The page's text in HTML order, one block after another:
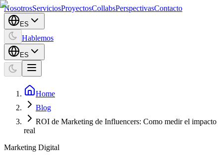
NosotrosServiciosProyectosCollabsPerspectivasContacto
ES
Hablemos
ES
Home
Blog
ROI de Marketing de Influencers: Como medir el impacto
real
Marketing Digital